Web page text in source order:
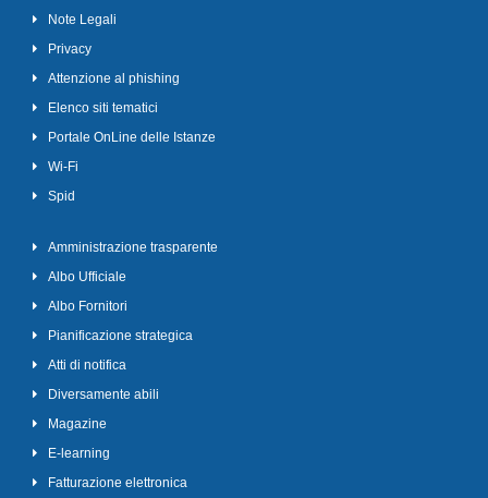
Note Legali
Privacy
Attenzione al phishing
Elenco siti tematici
Portale OnLine delle Istanze
Wi-Fi
Spid
Amministrazione trasparente
Albo Ufficiale
Albo Fornitori
Pianificazione strategica
Atti di notifica
Diversamente abili
Magazine
E-learning
Fatturazione elettronica